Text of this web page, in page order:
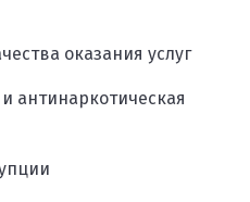
оказания услуг
антинаркотическая